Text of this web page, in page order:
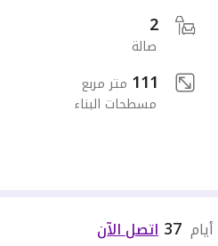
2
صالة
111 متر مربع
مسطحات البناء
37 اتصل الآن